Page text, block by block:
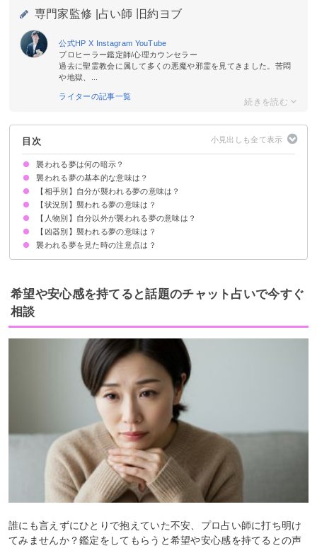
専門家監修 | 占い師 旧約ヨブ
公式HP X Instagram YouTube
プロヒーラー鑑定師/心理カウンセラー
過去に聖霊教会に属して多くの悪魔や邪霊を見てきました。苦悶
や地獄、...
ライターの記事一覧
目次
襲われる夢は何の暗示？
襲われる夢の基本的な意味は？
不安や恐れの暗示
初夢で見たら全体運上昇
状況によって意味が決まる
【相手別】自分が襲われる夢の意味は？
同性に襲われる夢【警告夢】
知らない人に襲われる夢【警告夢】
異性に襲われる夢【吉夢】
暴漢に襲われる夢【警告夢】
父に襲われる夢【吉夢】
母に襲われる夢【吉夢】
恋人（彼氏・彼女）に襲われる夢【吉夢】
おじさんに襲われる夢【警告夢】
兄弟に襲われる夢【警告夢】
ストーカーに襲われる夢【警告夢】
集団に襲われる夢【吉夢】
未確認生物に襲われる夢【凶夢】
動物に襲われる【警告夢】
【状況別】襲われる夢の意味は？
襲われそうになる夢【警告夢】
襲われそうになって目が覚める夢【吉夢】
襲われそうになって逃げる夢【警告夢】
襲われそうになって戦う夢【吉夢】
家で襲われる夢【警告夢】
寝込みを襲われる夢【吉夢】
襲われて死ぬ【吉夢・警告夢】
襲われて殺す夢【吉夢】
散歩中に襲われる夢【警告夢】
仕事中に襲われる夢【警告夢】
【人物別】自分以外が襲われる夢の意味は？
家族が襲われる夢【警告夢】
友達が襲われる夢【警告夢】
他人・知らない人が襲われる夢【吉夢】
恋人（彼氏・彼女）が襲われる夢【吉夢】
好きな人が襲われる夢【吉夢】
旦那が襲われる夢【警告夢】
妻が襲われる夢【警告夢】
母が襲われる夢【警告夢】
父が襲われる夢【警告夢】
元彼が襲われる夢【吉夢】
嫌いな人が襲われる夢【吉夢】
【凶器別】襲われる夢の意味は？
刃物に襲われる夢【警告夢】
ハサミに襲われる夢【吉夢】
斧に襲われる夢【吉夢】
素手に襲われる夢【警告夢】
銃に襲われる夢【凶夢】
バットに襲われる夢【警告夢】
縄で襲われる夢【警告夢】
襲われる夢を見た時の注意点は？
十分な休息を取る
警告夢や凶夢の内容を人に話す
希望や安心感を持てると話題のチャット占いで今すぐ
相談
誰にも言えずにひとりで抱えていた不安、プロ占い師に打ち明け
てみませんか？鑑定をしてもらうと希望や安心感を持てるとの声